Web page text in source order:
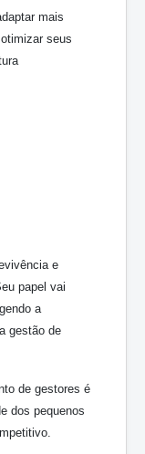
mais
seus
e
papel vai
a
gestão de
de gestores é
dos pequenos